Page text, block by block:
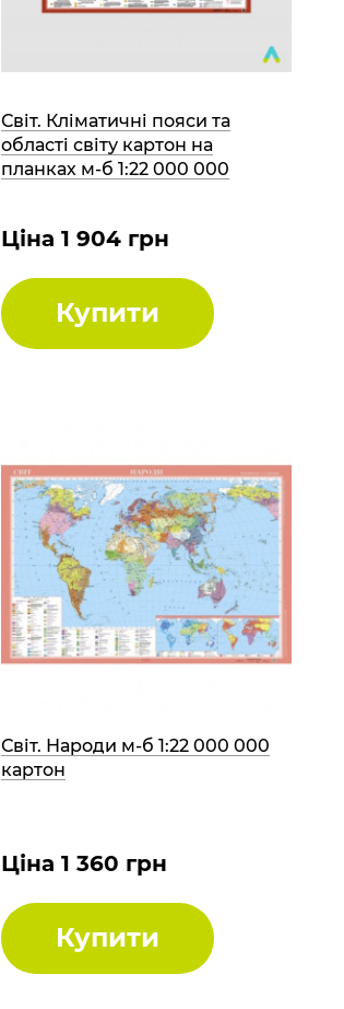
Світ. Кліматичні пояси та
області світу картон на
планках м-б 1:22 000 000
Ціна 1 904 грн
Купити
Світ. Народи м-б 1:22 000 000
картон
Ціна 1 360 грн
Купити